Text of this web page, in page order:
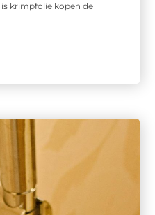
krimpfolie kopen de